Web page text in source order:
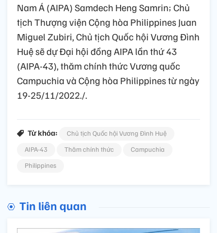
Nam Á (AIPA) Samdech Heng Samrin; Chủ
tịch Thượng viện Cộng hòa Philippines Juan
Miguel Zubiri, Chủ tịch Quốc hội Vương Đình
Huệ sẽ dự Đại hội đồng AIPA lần thứ 43
(AIPA-43), thăm chính thức Vương quốc
Campuchia và Cộng hòa Philippines từ ngày
19-25/11/2022./.
Từ khóa:
Chủ tịch Quốc hội Vương Đình Huệ
AIPA-43
Thăm chính thức
Campuchia
Philippines
Tin liên quan